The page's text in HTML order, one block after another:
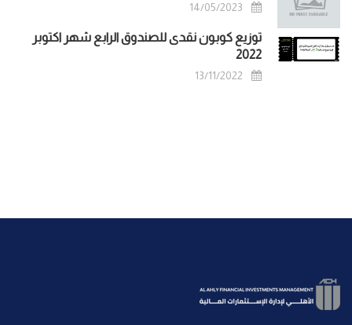
14/05/2023
توزيع كوبون نقدى للصندوق الرابع شهر اكتوبر
2022
13/11/2022